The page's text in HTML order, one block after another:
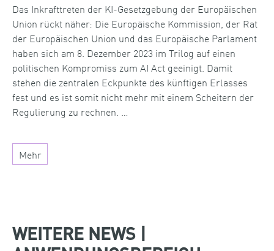
Das Inkrafttreten der KI-Gesetzgebung der Europäischen
Union rückt näher: Die Europäische Kommission, der Rat
der Europäischen Union und das Europäische Parlament
haben sich am 8. Dezember 2023 im Trilog auf einen
politischen Kompromiss zum AI Act geeinigt. Damit
stehen die zentralen Eckpunkte des künftigen Erlasses
fest und es ist somit nicht mehr mit einem Scheitern der
Regulierung zu rechnen. …
Mehr
WEITERE NEWS |